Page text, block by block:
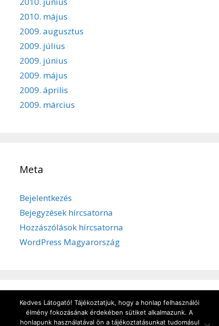
2010. május
2009. augusztus
2009. július
2009. június
2009. május
2009. április
2009. március
Meta
Bejelentkezés
Bejegyzések hírcsatorna
Hozzászólások hírcsatorna
WordPress Magyarország
Adatvédelem /Süti kezelése/Impresszum
Kedves Látogató! Tájékoztatjuk, hogy a honlap felhasználói
élmény fokozásának érdekében sütiket alkalmazunk. A
honlapunk használatával ön a tájékoztatásunkat tudomásul